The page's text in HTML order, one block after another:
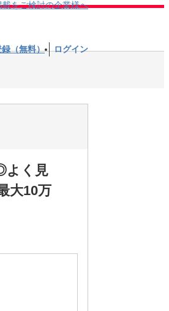
載をご検討の企業様へ
（無料） ログイン
よく見
大10万